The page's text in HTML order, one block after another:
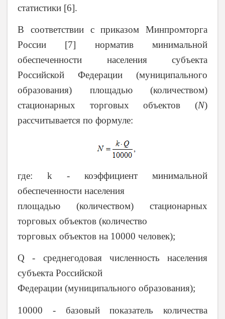
статистики [6].
В соответствии с приказом Минпромторга
России [7] норматив минимальной
обеспеченности населения субъекта
Российской Федерации (муниципального
образования) площадью (количеством)
стационарных торговых объектов (N)
рассчитывается по формуле:
где: k - коэффициент минимальной
обеспеченности населения
площадью (количеством) стационарных
торговых объектов (количество
торговых объектов на 10000 человек);
Q - среднегодовая численность населения
субъекта Российской
Федерации (муниципального образования);
10000 - базовый показатель количества